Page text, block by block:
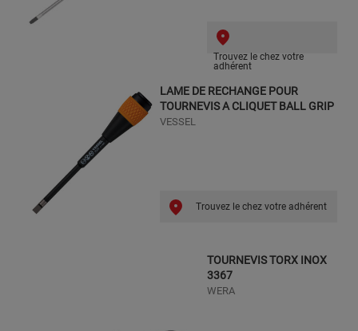
Trouvez le chez votre
adhérent
LAME DE RECHANGE POUR
TOURNEVIS A CLIQUET BALL GRIP
VESSEL
Trouvez le chez votre adhérent
TOURNEVIS TORX INOX
3367
WERA